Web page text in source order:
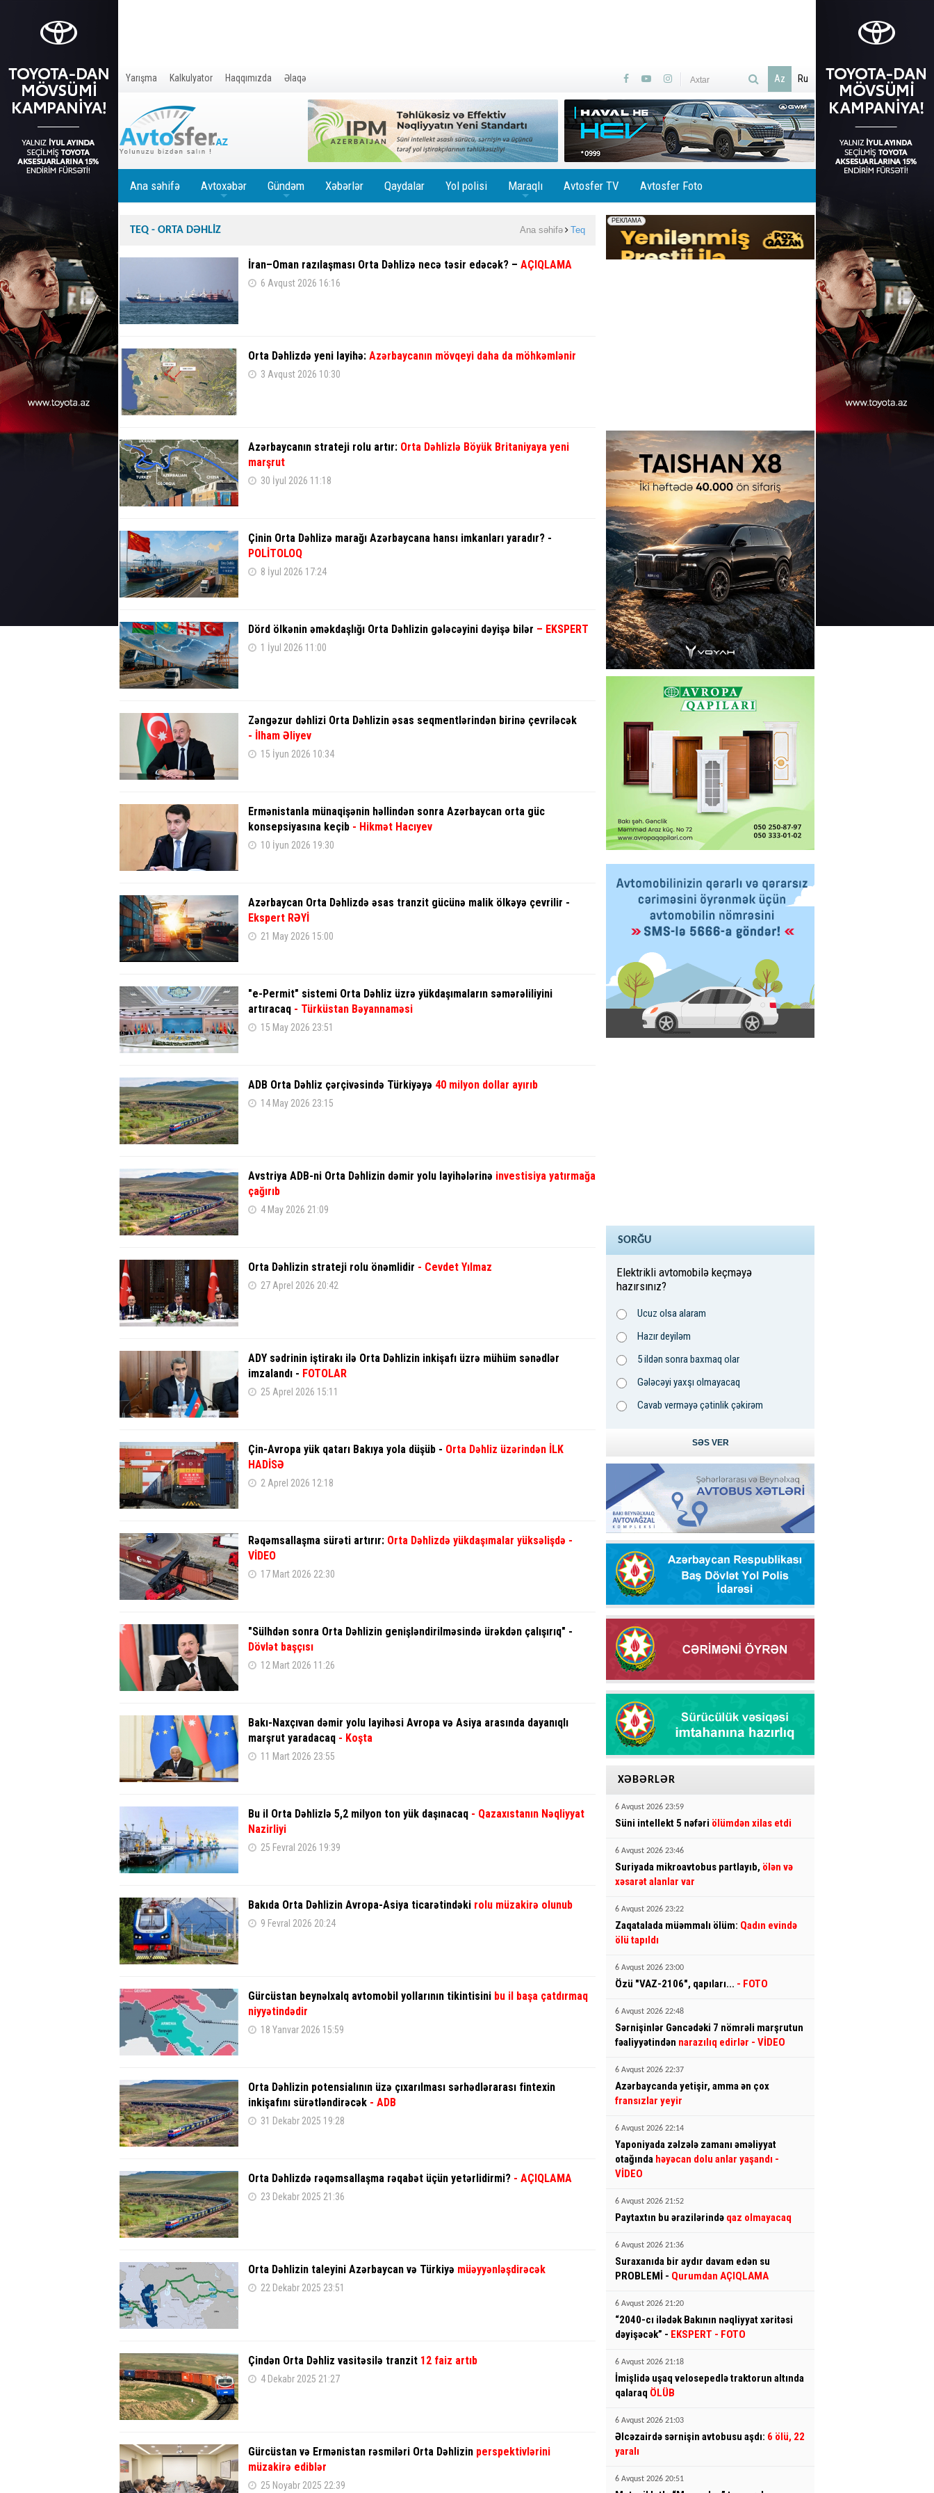
Yarışma Kalkulyator Haqqımızda Əlaqə Az Ru
Ana səhifə Avtoxəbər Gündəm Xəbərlər Qaydalar Yol polisi Maraqlı Avtosfer TV Avtosfer Foto
TEQ - ORTA DƏHLİZ Ana səhifə Teq
İran–Oman razılaşması Orta Dəhlizə necə təsir edəcək? – AÇIQLAMA
6 Avqust 2026 16:16
Orta Dəhlizdə yeni layihə: Azərbaycanın mövqeyi daha da möhkəmlənir
3 Avqust 2026 10:30
Azərbaycanın strateji rolu artır: Orta Dəhlizlə Böyük Britaniyaya yeni
marşrut
30 İyul 2026 11:18
Çinin Orta Dəhlizə marağı Azərbaycana hansı imkanları yaradır? -
POLİTOLOQ
8 İyul 2026 17:24
Dörd ölkənin əməkdaşlığı Orta Dəhlizin gələcəyini dəyişə bilər – EKSPERT
1 İyul 2026 11:00
Zəngəzur dəhlizi Orta Dəhlizin əsas seqmentlərindən birinə çevriləcək
- İlham Əliyev
15 İyun 2026 10:34
Ermənistanla münaqişənin həllindən sonra Azərbaycan orta güc
konsepsiyasına keçib - Hikmət Hacıyev
10 İyun 2026 19:30
Azərbaycan Orta Dəhlizdə əsas tranzit gücünə malik ölkəyə çevrilir -
Ekspert RƏYİ
21 May 2026 15:00
"e-Permit" sistemi Orta Dəhliz üzrə yükdaşımaların səmərəliliyini
artıracaq - Türküstan Bəyannaməsi
15 May 2026 23:51
ADB Orta Dəhliz çərçivəsində Türkiyəyə 40 milyon dollar ayırıb
14 May 2026 23:15
Avstriya ADB-ni Orta Dəhlizin dəmir yolu layihələrinə investisiya yatırmağa
çağırıb
4 May 2026 21:09
Orta Dəhlizin strateji rolu önəmlidir - Cevdet Yılmaz
27 Aprel 2026 20:42
ADY sədrinin iştirakı ilə Orta Dəhlizin inkişafı üzrə mühüm sənədlər
imzalandı - FOTOLAR
25 Aprel 2026 15:11
Çin-Avropa yük qatarı Bakıya yola düşüb - Orta Dəhliz üzərindən İLK
HADİSƏ
2 Aprel 2026 12:18
Rəqəmsallaşma sürəti artırır: Orta Dəhlizdə yükdaşımalar yüksəlişdə -
VİDEO
17 Mart 2026 22:30
"Sülhdən sonra Orta Dəhlizin genişləndirilməsində ürəkdən çalışırıq" -
Dövlət başçısı
12 Mart 2026 11:26
Bakı-Naxçıvan dəmir yolu layihəsi Avropa və Asiya arasında dayanıqlı
marşrut yaradacaq - Koşta
11 Mart 2026 23:55
Bu il Orta Dəhlizlə 5,2 milyon ton yük daşınacaq - Qazaxıstanın Nəqliyyat
Nazirliyi
25 Fevral 2026 19:39
Bakıda Orta Dəhlizin Avropa-Asiya ticarətindəki rolu müzakirə olunub
9 Fevral 2026 20:24
Gürcüstan beynəlxalq avtomobil yollarının tikintisini bu il başa çatdırmaq
niyyətindədir
18 Yanvar 2026 15:59
Orta Dəhlizin potensialının üzə çıxarılması sərhədlərarası fintexin
inkişafını sürətləndirəcək - ADB
31 Dekabr 2025 19:28
Orta Dəhlizdə rəqəmsallaşma rəqabət üçün yetərlidirmi? - AÇIQLAMA
23 Dekabr 2025 21:36
Orta Dəhlizin taleyini Azərbaycan və Türkiyə müəyyənləşdirəcək
22 Dekabr 2025 23:51
Çindən Orta Dəhliz vasitəsilə tranzit 12 faiz artıb
4 Dekabr 2025 21:27
Gürcüstan və Ermənistan rəsmiləri Orta Dəhlizin perspektivlərini
müzakirə ediblər
25 Noyabr 2025 22:39
SORĞU
Elektrikli avtomobilə keçməyə
hazırsınız?
Ucuz olsa alaram
Hazır deyiləm
5 ildən sonra baxmaq olar
Gələcəyi yaxşı olmayacaq
Cavab verməyə çətinlik çəkirəm
XƏBƏRLƏR
6 Avqust 2026 23:59
Süni intellekt 5 nəfəri ölümdən xilas etdi
6 Avqust 2026 23:46
Suriyada mikroavtobus partlayıb, ölən və
xəsarət alanlar var
6 Avqust 2026 23:22
Zaqatalada müəmmalı ölüm: Qadın evində
ölü tapıldı
6 Avqust 2026 23:00
Özü "VAZ-2106", qapıları... - FOTO
6 Avqust 2026 22:48
Sərnişinlər Gəncədəki 7 nömrəli marşrutun
fəaliyyətindən narazılıq edirlər - VİDEO
6 Avqust 2026 22:37
Azərbaycanda yetişir, amma ən çox
fransızlar yeyir
6 Avqust 2026 22:14
Yaponiyada zəlzələ zamanı əməliyyat
otağında həyəcan dolu anlar yaşandı -
VİDEO
6 Avqust 2026 21:52
Paytaxtın bu ərazilərində qaz olmayacaq
6 Avqust 2026 21:36
Suraxanıda bir aydır davam edən su
PROBLEMİ - Qurumdan AÇIQLAMA
6 Avqust 2026 21:20
“2040-cı ilədək Bakının nəqliyyat xəritəsi
dəyişəcək” - EKSPERT - FOTO
6 Avqust 2026 21:18
İmişlidə uşaq velosepedlə traktorun altında
qalaraq ÖLÜB
6 Avqust 2026 21:03
Əlcəzairdə sərnişin avtobusu aşdı: 6 ölü, 22
yaralı
6 Avqust 2026 20:51